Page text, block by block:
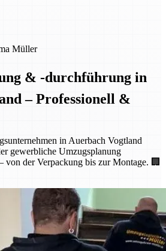
Müller
& -durchführung in
– Professionell &
in Auerbach Vogtland
gewerbliche Umzugsplanung
von der Verpackung bis zur Montage. 🏢